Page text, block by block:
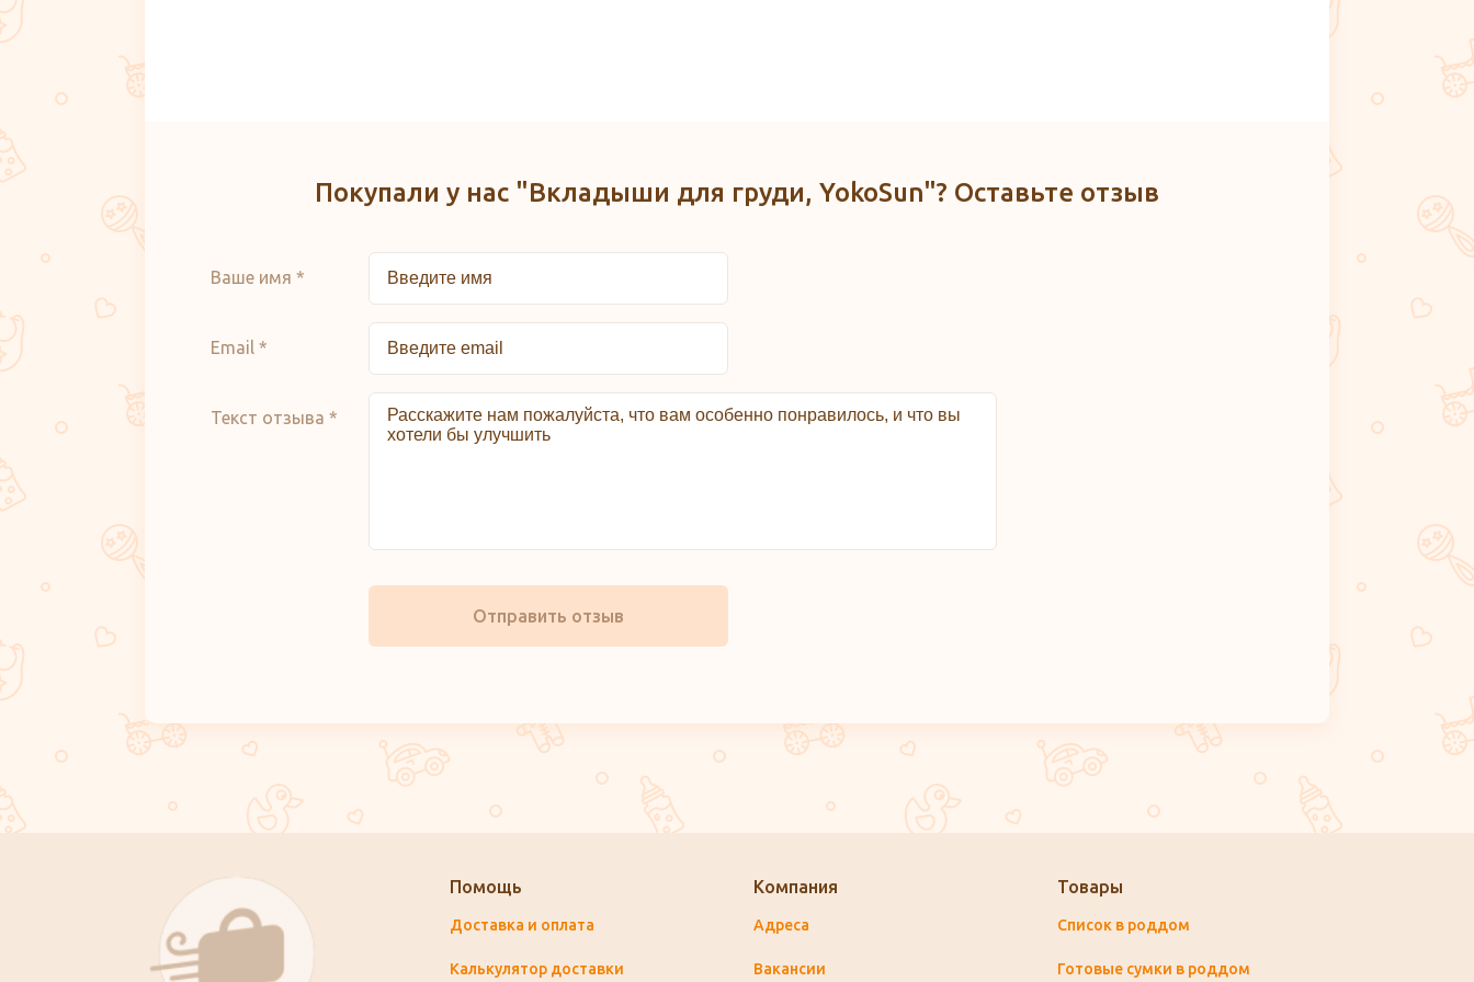
Покупали у нас "Вкладыши для груди, YokoSun"? Оставьте отзыв
Ваше имя *
Email *
Текст отзыва *
Отправить отзыв
Помощь
Доставка и оплата
Калькулятор доставки
Компания
Адреса
Вакансии
Товары
Список в роддом
Готовые сумки в роддом